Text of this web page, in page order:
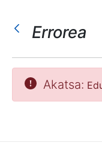
Errorea
Akatsa: